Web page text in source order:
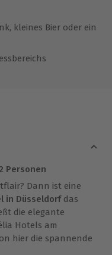
kleines Bier oder ein
Personen
Dann ist eine
in Düsseldorfdas
die elegante
Hotels am
hier die spannende